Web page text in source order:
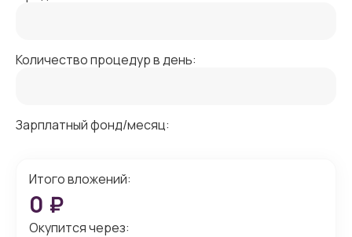
Количество процедур в день:
Зарплатный фонд/месяц:
Итого вложений:
0 ₽
Окупится через: